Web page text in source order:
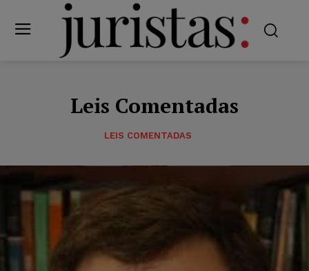
Leis Comentadas
LEIS COMENTADAS